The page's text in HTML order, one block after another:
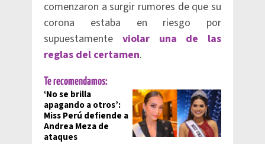
comenzaron a surgir rumores de que su
corona estaba en riesgo por
supuestamente violar una de las
reglas del certamen.
Te recomendamos:
‘No se brilla
apagando a otros’:
Miss Perú defiende a
Andrea Meza de
ataques